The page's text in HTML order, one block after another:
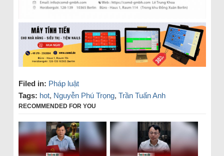
Filed in: Pháp luật
Tags: hot, Nguyễn Phú Trọng, Trần Tuấn Anh
RECOMMENDED FOR YOU